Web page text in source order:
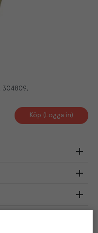
304809
Köp (Logga in)